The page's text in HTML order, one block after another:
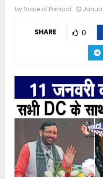
byVoice of Panipat
SHARE 0